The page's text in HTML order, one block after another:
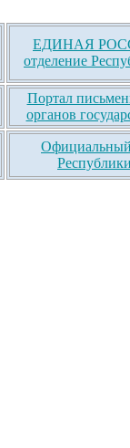
ЕДИНАЯ
отделение
Портал
органов
Официальный